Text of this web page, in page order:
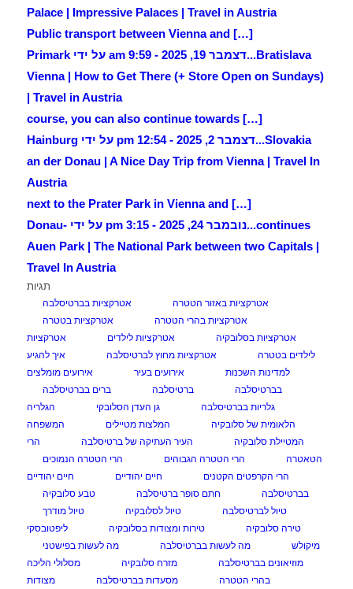
Palace | Impressive Palaces | Travel in Austria
[…] Public transport between Vienna and
Bratislava...
דצמבר 19, 2025 - 9:59 am על ידי Primark
Vienna | How to Get There (+ Store Open on Sundays)
| Travel in Austria
[…] course, you can also continue towards
Slovakia...
דצמבר 2, 2025 - 12:54 pm על ידי Hainburg
an der Donau | A Nice Day Trip from Vienna | Travel In
Austria
[…] next to the Prater Park in Vienna and
continues...
נובמבר 24, 2025 - 3:15 pm על ידי Donau-
Auen Park | The National Park between two Capitals |
Travel In Austria
תגיות
אטרקציות באזור הטטרה
אטרקציות בברטיסלבה
אטרקציות בהרי הטטרה
אטרקציות בטטרה
אטרקציות בסלובקיה
אטרקציות לילדים
אטרקציות
לילדים בטטרה
אטרקציות מחוץ לברטיסלבה
איך להגיע
למדינות השכנות
אירועים בעיר
אירועים מומלצים
בברטיסלבה
ברטיסלבה
ברים בברטיסלבה
גלריות בברטיסלבה
גן העדן הסלובקי
הגלריה
הלאומית של סלובקיה
המלצות מטיילים
המשפחה
המטיילת סלובקיה
העיר העתיקה של ברטיסלבה
הרי
הטאטרה
הרי הטטרה הגבוהים
הרי הטטרה הנמוכים
הרי הקרפטים הקטנים
חיים יהודיים
חיים יהודיים
בברטיסלבה
חתם סופר ברטיסלבה
טבע סלובקיה
טיול לברטיסלבה
טיול לסלובקיה
טיול מודרך
טירה סלובקיה
טירות ומצודות בסלובקיה
ליפטובסקי
מיקולש
מה לעשות בברטיסלבה
מה לעשות בפישטני
מוזיאונים בברטיסלבה
מזרח סלובקיה
מסלולי הליכה
בהרי הטטרה
מסעדות בברטיסלבה
מצודות